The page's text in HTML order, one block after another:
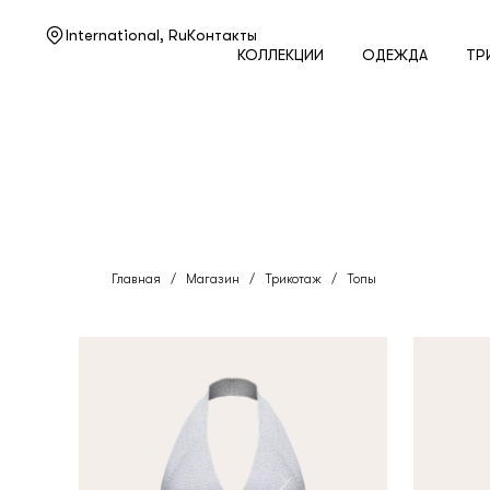
International, RuКонтакты
КОЛЛЕКЦИИ
ОДЕЖДА
Нужна помощь?
Главная / Магазин / Трикотаж / Топы